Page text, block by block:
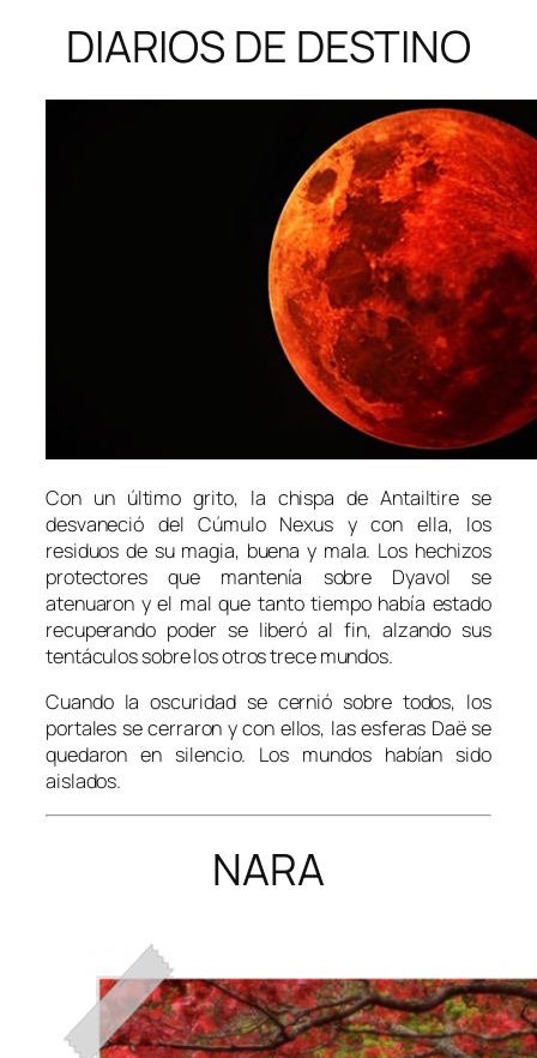
DIARIOS DE DESTINO
Con un último grito, la chispa de Antailtire se
desvaneció del Cúmulo Nexus y con ella, los
residuos de su magia, buena y mala. Los hechizos
protectores que mantenía sobre Dyavol se
atenuaron y el mal que tanto tiempo había estado
recuperando poder se liberó al fin, alzando sus
tentáculos sobre los otros trece mundos.
Cuando la oscuridad se cernió sobre todos, los
portales se cerraron y con ellos, las esferas Daë se
quedaron en silencio. Los mundos habían sido
aislados.
NARA